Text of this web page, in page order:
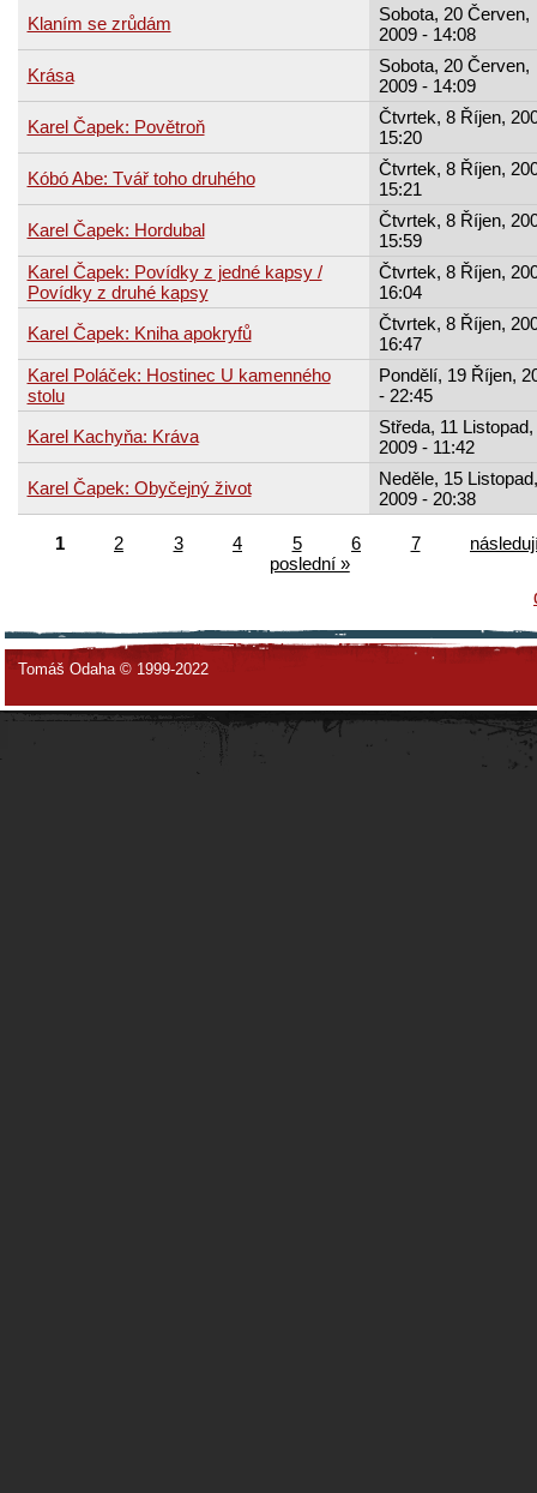
Klaním se zrůdám
Sobota, 20 Červen,
2009 - 14:08
Krása
Sobota, 20 Červen,
2009 - 14:09
Karel Čapek: Povětroň
Čtvrtek, 8 Říjen,
15:20
Kóbó Abe: Tvář toho druhého
Čtvrtek, 8 Říjen,
15:21
Karel Čapek: Hordubal
Čtvrtek, 8 Říjen,
15:59
Karel Čapek: Povídky z jedné kapsy /
Povídky z druhé kapsy
Čtvrtek, 8 Říjen,
16:04
Karel Čapek: Kniha apokryfů
Čtvrtek, 8 Říjen,
16:47
Karel Poláček: Hostinec U kamenného
stolu
Pondělí, 19 Říjen,
- 22:45
Karel Kachyňa: Kráva
Středa, 11 Listopad,
2009 - 11:42
Karel Čapek: Obyčejný život
Neděle, 15 Listopad,
2009 - 20:38
1 2 3 4 5 6 7
poslední »
Tomáš Odaha © 1999-2022